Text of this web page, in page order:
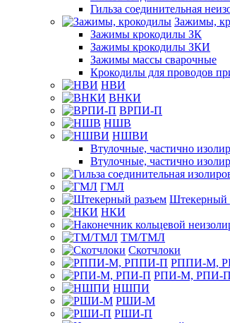
Гильза соединительная
Зажимы,
Зажимы крокодилы ЗК
Зажимы крокодилы ЗКИ
Зажимы массы сварочные
Крокодилы для проводов
НВИ
ВНКИ
ВРПИ-П
НШВ
НШВИ
Втулочные, частично
Втулочные, частично
ГМЛ
Штекерный
НКИ
ТМ/ТМЛ
Скотчлоки
РППИ-М,
РПИ-М, РПИ-П
НШПИ
РШИ-М
РШИ-П